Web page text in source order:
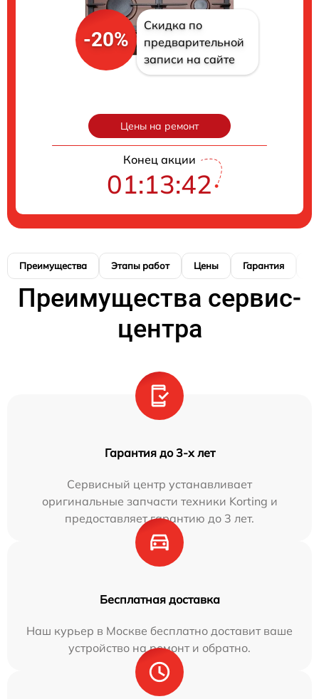
-20%
Скидка по
предварительной
записи на сайте
Цены на ремонт
Конец акции
01:13:41
Преимущества Этапы работ Цены Гарантия
Преимущества сервис-
центра
Гарантия до 3-х лет
Сервисный центр устанавливает
оригинальные запчасти техники Korting и
предоставляет гарантию до 3 лет.
Бесплатная доставка
Наш курьер в Москве бесплатно доставит ваше
устройство на ремонт и обратно.